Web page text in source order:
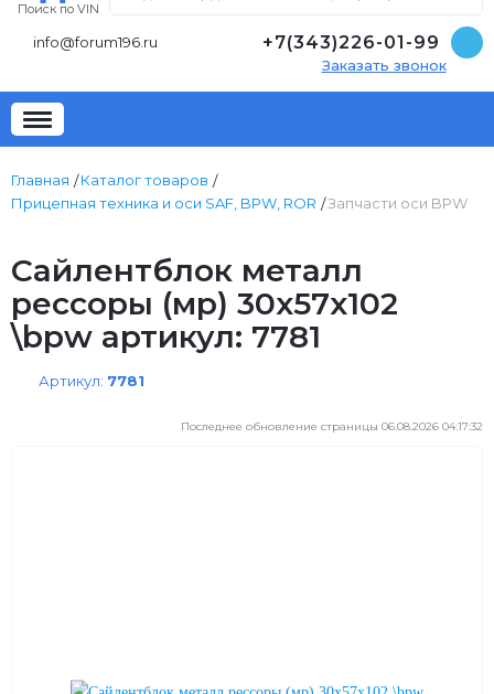
Поиск по VIN
info@forum196.ru +7(343)226-01-99
Заказать звонок
Главная
Каталог товаров
Прицепная техника и оси SAF, BPW, ROR
Запчасти оси BPW
Сайлентблок металл
рессоры (мр) 30x57x102
\bpw артикул: 7781
Артикул: 7781
Последнее обновление страницы 06.08.2026 04:17:32